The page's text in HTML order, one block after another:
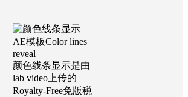
颜色线条显示是由
lab video上传的
Royalty-Free免版税